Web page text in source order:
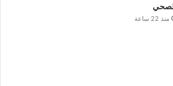
منذ 22 ساعة